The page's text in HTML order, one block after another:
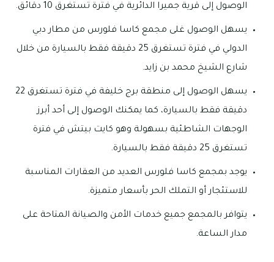
الوصول إلى قرية جميرا الدائرية في فترة تستغرق 10 دقائق.
يسهل الوصول غلى مجمع كاسا فلورس من مطار دبي
الدولي في فترة تستغرق 25 دقيقة فقط بالسيارة من خلال
شارع الشيخ محمد بن زايد.
يسهل الوصول إلى منطقة برج خليفة في فترة تستغرق 22
دقيقة فقط بالسيارة، كما يمكنك الوصول إلى أحد أبرز
الوجهات الشاطئية بسهولة وهو كايت بيتش في فترة
تستغرق 25 دقيقة فقط بالسيارة.
يوجد بمجمع كاسا فلورس العديد من العقارات المناسبة
للاستئجار أو التملك الحر بأسعار متميزة.
يتوافر بالمجمع جميع خدمات الأمن والصيانة المتاحة على
مدار الساعة.